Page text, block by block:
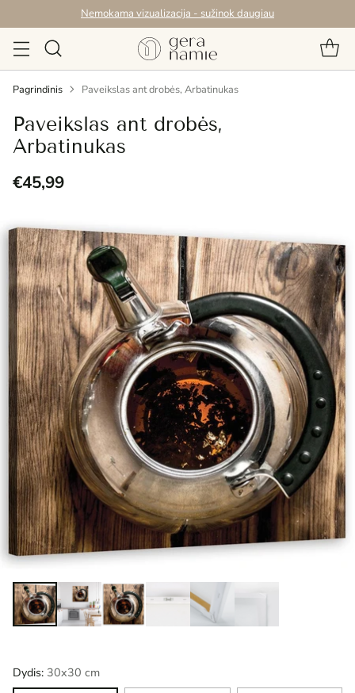
Nemokama vizualizacija - sužinok daugiau
Pagrindinis Paveikslas ant drobės, Arbatinukas
Paveikslas ant drobės,
Arbatinukas
Reguliari
€45,99
Dydis: 30x30 cm